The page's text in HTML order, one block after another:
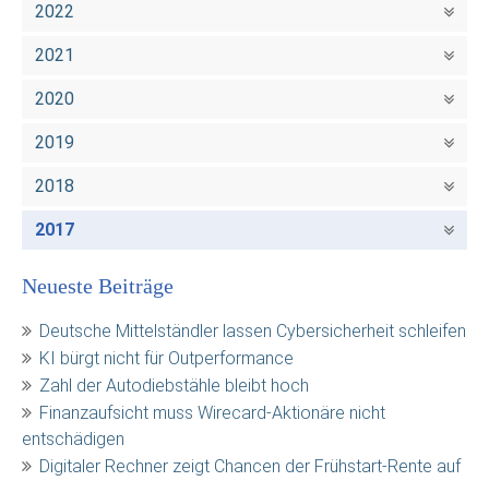
2022
2021
2020
2019
2018
2017
Neueste Beiträge
Deutsche Mittelständler lassen Cybersicherheit schleifen
KI bürgt nicht für Outperformance
Zahl der Autodiebstähle bleibt hoch
Finanzaufsicht muss Wirecard-Aktionäre nicht
entschädigen
Digitaler Rechner zeigt Chancen der Frühstart-Rente auf